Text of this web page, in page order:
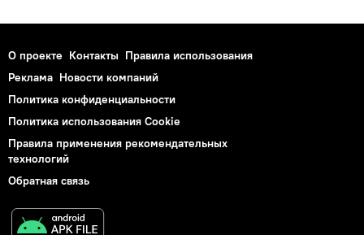
О проекте Контакты Правила использования
Реклама Новости компаний
Политика конфиденциальности
Политика использования Cookie
Правила применения рекомендательных
технологий
Обратная связь